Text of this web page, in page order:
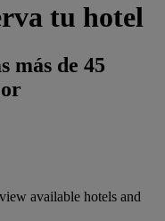
tu hotel
más de 45
available hotels and